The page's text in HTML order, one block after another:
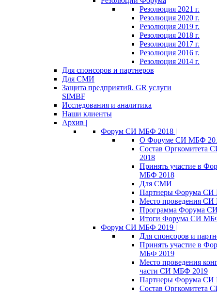
Резолюция 2021 г.
Резолюция 2020 г.
Резолюция 2019 г.
Резолюция 2018 г.
Резолюция 2017 г.
Резолюция 2016 г.
Резолюция 2014 г.
Для спонсоров и партнеров
Для СМИ
Защита предприятий. GR услуги
SIMBF
Исследования и аналитика
Наши клиенты
Архив |
Форум СИ МБФ 2018 |
О Форуме СИ МБФ
Состав Оргкомитета
2018
Принять участие в
МБФ 2018
Для СМИ
Партнеры Форума
Место проведения
Программа Форума
Итоги Форума СИ
Форум СИ МБФ 2019 |
Для спонсоров и
Принять участие в
МБФ 2019
Место проведения
части СИ МБФ 2019
Партнеры Форума
Состав Оргкомитета